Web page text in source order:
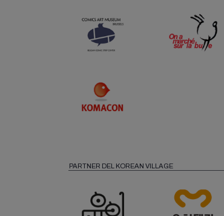
PARTNER DEL KOREAN VILLAGE